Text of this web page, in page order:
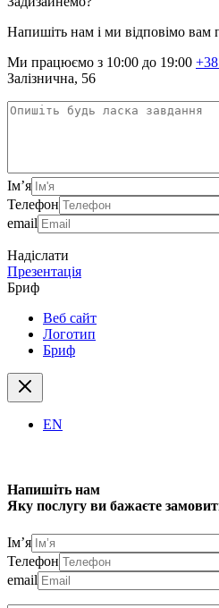
Напишіть нам і ми відповімо вам
Ми працюємо з 10:00 до 19:00
Залізнична, 56
Ім’я
Телефон
email
Надіслати
Презентація
Бриф
Веб сайт
Логотип
Бриф
EN
Напишіть нам
Яку послугу ви бажаєте
Ім’я
Телефон
email